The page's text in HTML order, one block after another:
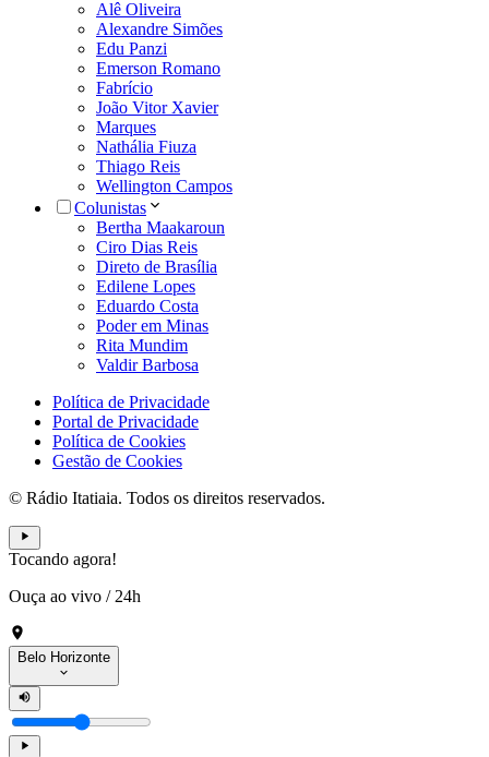
Alê Oliveira
Alexandre Simões
Edu Panzi
Emerson Romano
Fabrício
João Vitor Xavier
Marques
Nathália Fiuza
Thiago Reis
Wellington Campos
Colunistas
Bertha Maakaroun
Ciro Dias Reis
Direto de Brasília
Edilene Lopes
Eduardo Costa
Poder em Minas
Rita Mundim
Valdir Barbosa
Política de Privacidade
Portal de Privacidade
Política de Cookies
Gestão de Cookies
© Rádio Itatiaia. Todos os direitos reservados.
Tocando agora!
Ouça ao vivo / 24h
Belo Horizonte